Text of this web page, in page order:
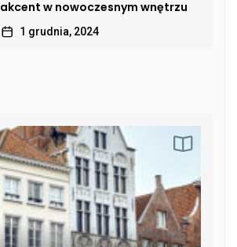
akcent w nowoczesnym wnętrzu
1 grudnia, 2024